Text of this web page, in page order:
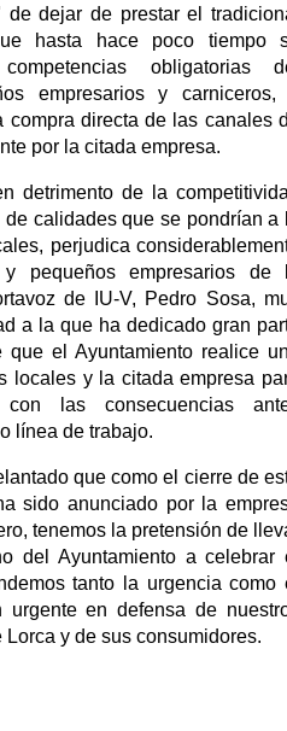
de dejar de prestar el
hasta hace poco tiempo
obligatorias
empresarios y carniceros,
directa de las canales
por la citada empresa.
detrimento de la
calidades que se pondrían a
perjudica
pequeños empresarios de
de IU-V, Pedro Sosa,
a la que ha dedicado gran
el Ayuntamiento realice
locales y la citada empresa
las consecuencias
línea de trabajo.
que como el cierre de
sido anunciado por la
tenemos la pretensión de
del Ayuntamiento a celebrar
tanto la urgencia como
en defensa de
y de sus consumidores.